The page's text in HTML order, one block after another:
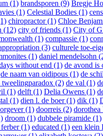
(1) brandsporen (9) Bregje
(1) Celestial Bodies (1)
chiropractor (1) Chloe
(12) city of friends (1) City of
(1) compassie (1)
(3) culturele toe-
(1) daniel mendelsohn
without end (1) de avond is
de naam van oidipous (1) de
tweelingparadox (2) de val (1)
(1) delft (1) Delia Owens (1)
(1) dien l. de boer (1) dik (1)
(1) doorreis (2) dorothea
droom (1) dubbele piramide (1)
(1) educated (1) een klein